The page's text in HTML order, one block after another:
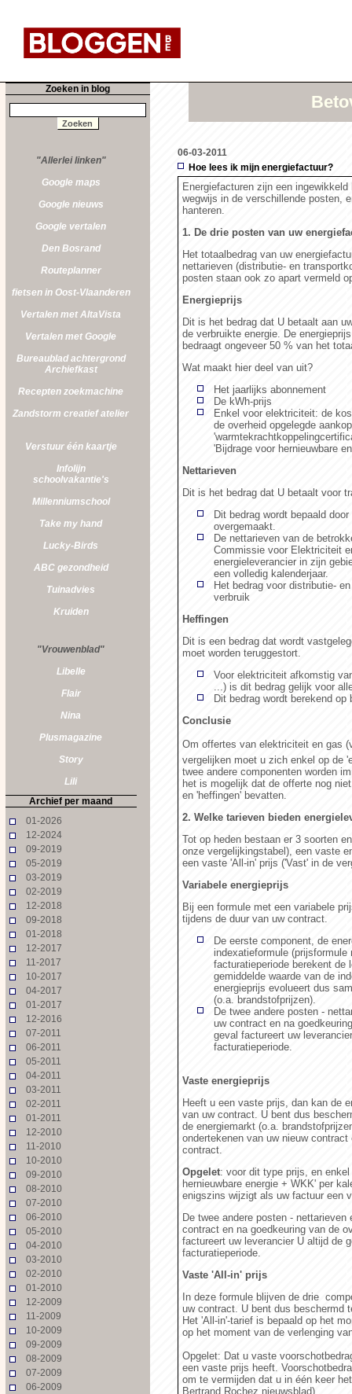
Zoeken in blog
"Allerlei linken"
Google maps
Google nieuws
Google vertalen
Den Bosrand
Routeplanner
fietsen in Oost-Vlaanderen
Vertalen met AltaVista
Vertalen met Google
Bureaublad achtergrond
Archiefkast
Recepten zoekmachine
Zandstorm creatief atelier
Verstuur één kaartje
Infolijn
schoolvakantie's
Millenniumschool
Take my hand
Lucky-Birds
ABC gezondheid
Tuinadvies
Kruiden
"Vrouwenblad"
Libelle
Flair
Nina
Plusmagazine
Story
Lili
Archief per maand
01-2026
12-2024
09-2019
05-2019
03-2019
02-2019
12-2018
09-2018
01-2018
12-2017
11-2017
10-2017
04-2017
01-2017
12-2016
07-2011
06-2011
05-2011
04-2011
03-2011
02-2011
01-2011
12-2010
11-2010
10-2010
09-2010
08-2010
07-2010
06-2010
05-2010
04-2010
03-2010
02-2010
01-2010
12-2009
11-2009
10-2009
09-2009
08-2009
07-2009
06-2009
06-03-2011
Hoe lees ik mijn energiefactuur?
Energiefacturen zijn een
wegwijs in de verschillende posten,
hanteren.
1. De drie posten van uw
Het totaalbedrag van uw
nettarieven (distributie- en
posten staan ook zo apart vermeld
Energieprijs
Dit is het bedrag dat U betaalt aan
de verbruikte energie. De
bedraagt ongeveer 50 % van het
Wat maakt hier deel van uit?
Het jaarlijks abonnement
De kWh-prijs
Enkel voor elektriciteit: de
de overheid opgelegde
'Bijdrage voor hernieuwbare
Nettarieven
Dit is het bedrag dat U betaalt voor
Dit bedrag wordt bepaald
overgemaakt.
De nettarieven van de
Commissie voor Elektriciteit
energieleverancier in zijn
een volledig kalenderjaar.
Het bedrag voor distributie-
verbruik
Heffingen
Dit is een bedrag dat wordt
moet worden teruggestort.
Voor elektriciteit afkomstig
...) is dit bedrag gelijk voor
Dit bedrag wordt berekend
Conclusie
Om offertes van elektriciteit en gas
vergelijken moet u zich enkel op de
twee andere componenten worden
het is mogelijk dat de offerte nog
en 'heffingen' bevatten.
2. Welke tarieven bieden
Tot op heden bestaan er 3 soorten
onze vergelijkingstabel), een vaste
een vaste 'All-in' prijs ('Vast' in de
Variabele energieprijs
Bij een formule met een variabele
tijdens de duur van uw contract.
De eerste component, de
indexatieformule
facturatieperiode berekent de
gemiddelde waarde van de
energieprijs evolueert dus
(o.a. brandstofprijzen).
De twee andere posten -
uw contract en na
geval factureert uw
facturatieperiode.
Vaste energieprijs
Heeft u een vaste prijs, dan kan de
van uw contract. U bent dus
de energiemarkt (o.a.
ondertekenen van uw nieuw
contract.
Opgelet: voor dit type prijs, en
hernieuwbare energie + WKK' per
enigszins wijzigt als uw factuur een
De twee andere posten -
contract en na goedkeuring van de
factureert uw leverancier U altijd de
facturatieperiode.
Vaste 'All-in' prijs
In deze formule blijven de drie
uw contract. U bent dus beschermd
Het 'All-in'-tarief is bepaald op het
op het moment van de verlenging
Opgelet: Dat u vaste
een vaste prijs heeft.
om te vermijden dat u in één keer
Bertrand Rochez nieuwsblad)